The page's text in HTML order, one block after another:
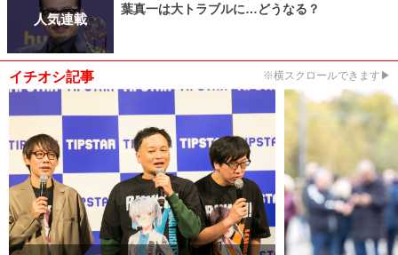
人気連載
葉真一は大トラブルに…どうなる？
イチオシ記事 ※横スクロールできます▶